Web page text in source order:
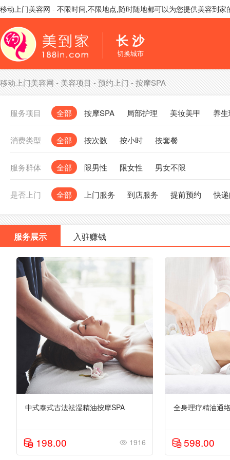
移动上门美容网 - 不限时间,不限地点,随时随地都可以为您提供美容到家
长 沙
切换城市
移动上门美容网-美容项目-预约上门-按摩SPA
服务项目 全部 按摩SPA 局部护理 美妆美甲 养
消费类型 全部 按次数 按小时 按套餐
服务群体 全部 限男性 限女性 男女不限
是否上门 全部 上门服务 到店服务 提前预约 快
服务展示 入驻赚钱
中式泰式古法祛湿精油按摩SPA
198.00 1916
全身理疗精油通
598.00